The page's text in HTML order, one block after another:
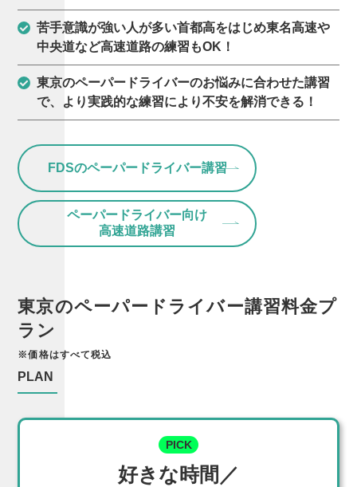
苦手意識が強い人が多い首都高をはじめ東名高速や
中央道など高速道路の練習もOK！
東京のペーパードライバーのお悩みに合わせた講習
で、より実践的な練習により不安を解消できる！
FDSのペーパードライバー講習
ペーパードライバー向け
高速道路講習
東京のペーパー ドライバー講習料金プ
ラン
※価格はすべて税込
PLAN
PICK
好きな時間／